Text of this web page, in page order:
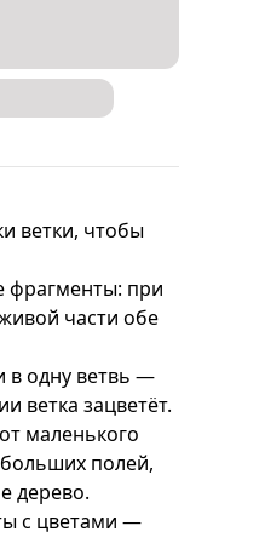
ветки, чтобы
фрагменты: при
части обе
в одну ветвь —
ветка зацветёт.
маленького
полей,
дерево.
с цветами —